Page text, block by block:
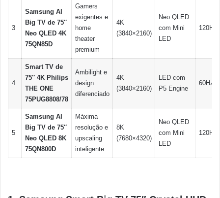
3
Samsung AI
Big TV de 75″
Neo QLED 4K
75QN85D
Gamers
exigentes e
home
theater
premium
4K
(3840×2160)
Neo QLED
com Mini
LED
120Hz
4
Smart TV de
75″ 4K Philips
THE ONE
75PUG8808/78
Ambilight e
design
diferenciado
4K
(3840×2160)
LED com
P5 Engine
60Hz
5
Samsung AI
Big TV de 75″
Neo QLED 8K
75QN800D
Máxima
resolução e
upscaling
inteligente
8K
(7680×4320)
Neo QLED
com Mini
LED
120Hz